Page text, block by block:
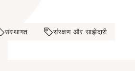
संस्थागत संरक्षण और साझेदारी